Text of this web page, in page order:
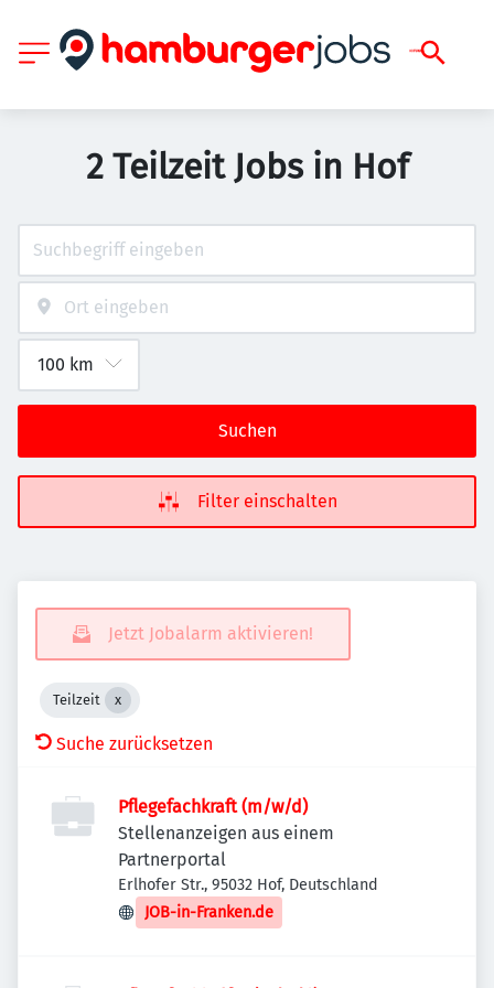
2 Teilzeit Jobs in Hof
Suchen
Filter einschalten
Jetzt Jobalarm aktivieren!
Teilzeit
Suche zurücksetzen
Pflegefachkraft (m/w/d)
Stellenanzeigen aus einem
Partnerportal
Erlhofer Str., 95032 Hof, Deutschland
JOB-in-Franken.de